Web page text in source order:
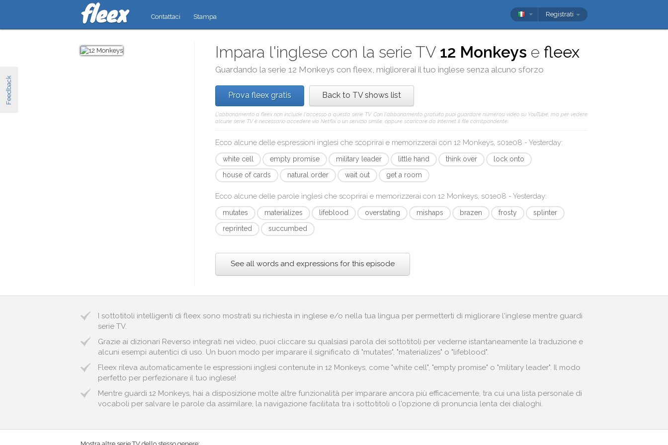
Feedback
Contattaci Stampa Registrati
Impara l'inglese con la serie TV 12 Monkeys e fleex
Guardando la serie 12 Monkeys con fleex, migliorerai il tuo inglese senza alcuno sforzo
Prova fleex gratis Back to TV shows list
L'abbonamento a fleex non include l'accesso a questa serie TV. Con l'abbonamento gratuito puoi guardare numerosi video su YouTube, ma per vedere
alcune serie TV è necessario accedere via Netflix o un servizio simile, oppure scaricare da internet il file corrispondente.
Ecco alcune delle espressioni inglesi che scoprirai e memorizzerai con 12 Monkeys, s01e08 - Yesterday:
white cell empty promise military leader little hand think over
lock onto
house of cards
natural order wait out get a room
Ecco alcune delle parole inglesi che scoprirai e memorizzerai con 12 Monkeys, s01e08 - Yesterday:
mutates materializes lifeblood overstating mishaps brazen frosty
splinter
reprinted
succumbed
See all words and expressions for this episode
I sottotitoli intelligenti di fleex sono mostrati su richiesta in inglese e/o nella tua lingua per permetterti di migliorare l'inglese mentre guardi
serie TV.
Grazie ai dizionari Reverso integrati nei video, puoi cliccare su qualsiasi parola dei sottotitoli per vederne istantaneamente la traduzione e
alcuni esempi autentici di uso. Un buon modo per imparare il significato di "mutates", "materializes" o "lifeblood".
Fleex rileva automaticamente le espressioni inglesi contenute in 12 Monkeys, come "white cell", "empty promise" o "military leader". Il modo
perfetto per perfezionare il tuo inglese!
Mentre guardi 12 Monkeys, hai a disposizione molte altre funzionalità per imparare ancora più efficacemente, tra cui una lista personale di
vocaboli per salvare le parole da assimilare, la navigazione facilitata tra i sottotitoli o l'opzione di pronuncia lenta dei dialoghi.